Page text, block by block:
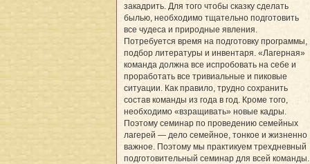
закадрить. Для того чтобы сказку сделать
былью, необходимо тщательно подготовить
все чудеса и природные явления.
Потребуется время на подготовку программы,
подбор литературы и инвентаря. «Лагерная»
команда должна все испробовать на себе и
проработать все тривиальные и пиковые
ситуации. Как правило, трудно сохранить
состав команды из года в год. Кроме того,
необходимо «взращивать» новые кадры.
Поэтому семинар по проведению семейных
лагерей — дело семейное, тонкое и жизненно
важное. Поэтому мы практикуем трехдневный
подготовительный семинар для всей команды.